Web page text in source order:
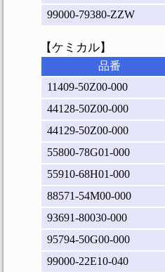
99000-79380-ZZW
【ケミカル】
品番
11409-50Z00-000
44128-50Z00-000
44129-50Z00-000
55800-78G01-000
55910-68H01-000
88571-54M00-000
93691-80030-000
95794-50G00-000
99000-22E10-040